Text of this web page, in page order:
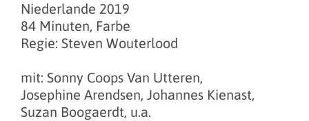
Niederlande 2019
84 Minuten, Farbe
Regie: Steven Wouterlood
mit: Sonny Coops Van Utteren,
Josephine Arendsen, Johannes Kienast,
Suzan Boogaerdt, u.a.